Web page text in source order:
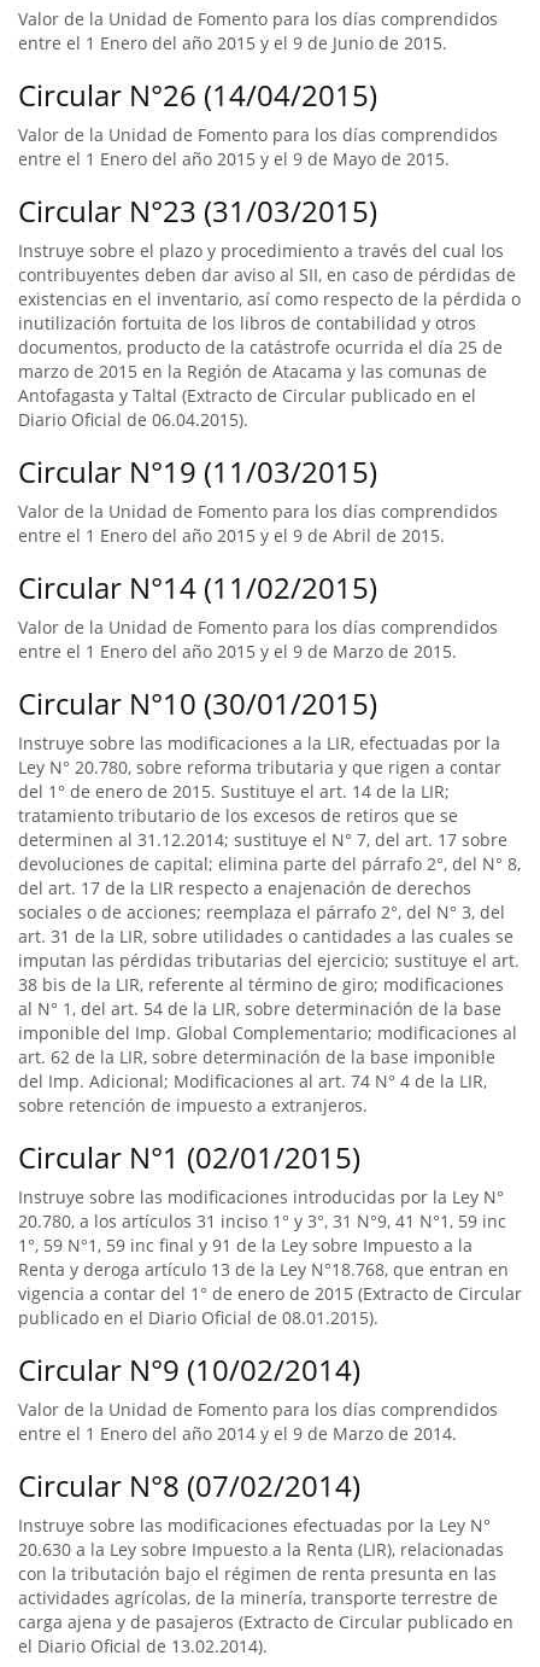
Valor de la Unidad de Fomento para los días comprendidos
entre el 1 Enero del año 2015 y el 9 de Junio de 2015.
Circular N°26 (14/04/2015)
Valor de la Unidad de Fomento para los días comprendidos
entre el 1 Enero del año 2015 y el 9 de Mayo de 2015.
Circular N°23 (31/03/2015)
Instruye sobre el plazo y procedimiento a través del cual los
contribuyentes deben dar aviso al SII, en caso de pérdidas de
existencias en el inventario, así como respecto de la pérdida o
inutilización fortuita de los libros de contabilidad y otros
documentos, producto de la catástrofe ocurrida el día 25 de
marzo de 2015 en la Región de Atacama y las comunas de
Antofagasta y Taltal (Extracto de Circular publicado en el
Diario Oficial de 06.04.2015).
Circular N°19 (11/03/2015)
Valor de la Unidad de Fomento para los días comprendidos
entre el 1 Enero del año 2015 y el 9 de Abril de 2015.
Circular N°14 (11/02/2015)
Valor de la Unidad de Fomento para los días comprendidos
entre el 1 Enero del año 2015 y el 9 de Marzo de 2015.
Circular N°10 (30/01/2015)
Instruye sobre las modificaciones a la LIR, efectuadas por la
Ley N° 20.780, sobre reforma tributaria y que rigen a contar
del 1° de enero de 2015. Sustituye el art. 14 de la LIR;
tratamiento tributario de los excesos de retiros que se
determinen al 31.12.2014; sustituye el N° 7, del art. 17 sobre
devoluciones de capital; elimina parte del párrafo 2°, del N° 8,
del art. 17 de la LIR respecto a enajenación de derechos
sociales o de acciones; reemplaza el párrafo 2°, del N° 3, del
art. 31 de la LIR, sobre utilidades o cantidades a las cuales se
imputan las pérdidas tributarias del ejercicio; sustituye el art.
38 bis de la LIR, referente al término de giro; modificaciones
al N° 1, del art. 54 de la LIR, sobre determinación de la base
imponible del Imp. Global Complementario; modificaciones al
art. 62 de la LIR, sobre determinación de la base imponible
del Imp. Adicional; Modificaciones al art. 74 N° 4 de la LIR,
sobre retención de impuesto a extranjeros.
Circular N°1 (02/01/2015)
Instruye sobre las modificaciones introducidas por la Ley N°
20.780, a los artículos 31 inciso 1° y 3°, 31 N°9, 41 N°1, 59 inc
1°, 59 N°1, 59 inc final y 91 de la Ley sobre Impuesto a la
Renta y deroga artículo 13 de la Ley N°18.768, que entran en
vigencia a contar del 1° de enero de 2015 (Extracto de Circular
publicado en el Diario Oficial de 08.01.2015).
Circular N°9 (10/02/2014)
Valor de la Unidad de Fomento para los días comprendidos
entre el 1 Enero del año 2014 y el 9 de Marzo de 2014.
Circular N°8 (07/02/2014)
Instruye sobre las modificaciones efectuadas por la Ley N°
20.630 a la Ley sobre Impuesto a la Renta (LIR), relacionadas
con la tributación bajo el régimen de renta presunta en las
actividades agrícolas, de la minería, transporte terrestre de
carga ajena y de pasajeros (Extracto de Circular publicado en
el Diario Oficial de 13.02.2014).